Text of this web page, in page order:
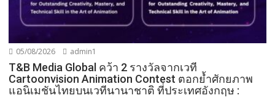
05/08/2026 admin1
T&B Media Global คว้า 2 รางวัลจากเวที
Cartoonvision Animation Contest ตอกย้ำศักยภาพ
แอนิเมชันไทยบนเวทีนานาชาติ ที่ประเทศอังกฤษ :